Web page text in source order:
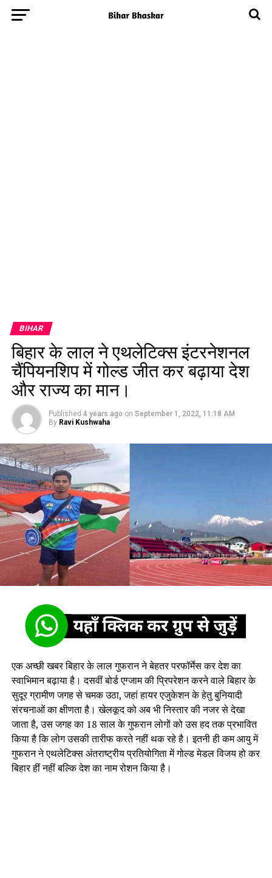
BIHAR
बिहार के लाल ने एथलेटिक्स इंटरनेशनल
चैंपियनशिप में गोल्ड जीत कर बढ़ाया देश
और राज्य का मान।
Published 4 years ago on September 1, 2022, 11:18 AM
By Ravi Kushwaha
एक अच्छी खबर बिहार के लाल गुफरान ने बेहतर परफॉर्मेस कर देश का
स्वाभिमान बढ़ाया है। दसवीं बोर्ड एग्जाम की प्रिपरेशन करने वाले बिहार के
सुदूर ग्रामीण जगह से चमक उठा, जहां हायर एजुकेशन के हेतु बुनियादी
संरचनाओं का क्षीणता है। खेलकूद को अब भी निस्तार की नजर से देखा
जाता है, उस जगह का 18 साल के गुफरान लोगों को उस हद तक प्रभावित
किया है कि लोग उसकी तारीफ करते नहीं थक रहे है। इतनी ही कम आयु में
गुफरान ने एथलेटिक्स अंतराष्ट्रीय प्रतियोगिता में गोल्ड मेडल विजय हो कर
बिहार हीं नहीं बल्कि देश का नाम रोशन किया है।